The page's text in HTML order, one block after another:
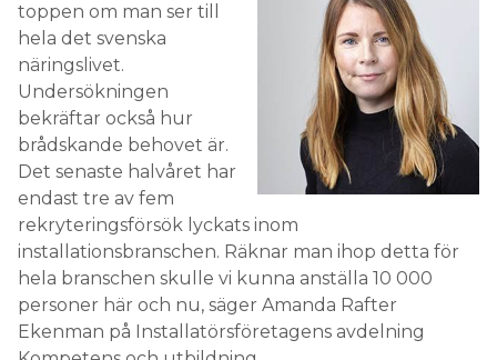
toppen om man ser till
hela det svenska
näringslivet.
Undersökningen
bekräftar också hur
brådskande behovet är.
Det senaste halvåret har
endast tre av fem
rekryteringsförsök lyckats inom
installationsbranschen. Räknar man ihop detta för
hela branschen skulle vi kunna anställa 10 000
personer här och nu, säger Amanda Rafter
Ekenman på Installatörsföretagens avdelning